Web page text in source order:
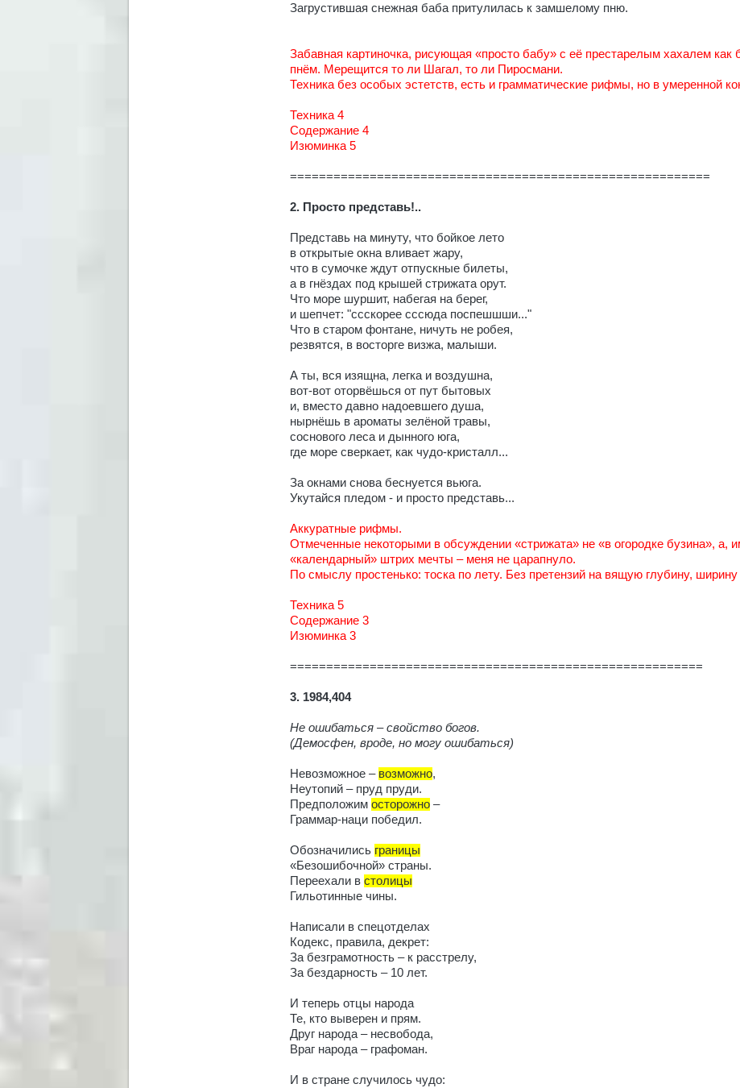
Загрустившая снежная баба притулилась к замшелому пню.
Забавная картиночка, рисующая «просто бабу» с её престарелым хахалем
пнём. Мерещится то ли Шагал, то ли Пиросмани.
Техника без особых эстетств, есть и грамматические рифмы, но в умеренной
Техника 4
Содержание 4
Изюминка 5
==========================================================
2. Просто представь!..
Представь на минуту, что бойкое лето
в открытые окна вливает жару,
что в сумочке ждут отпускные билеты,
а в гнёздах под крышей стрижата орут.
Что море шуршит, набегая на берег,
и шепчет: "ссскорее сссюда поспешшши..."
Что в старом фонтане, ничуть не робея,
резвятся, в восторге визжа, малыши.
А ты, вся изящна, легка и воздушна,
вот-вот оторвёшься от пут бытовых
и, вместо давно надоевшего душа,
нырнёшь в ароматы зелёной травы,
соснового леса и дынного юга,
где море сверкает, как чудо-кристалл...
За окнами снова беснуется вьюга.
Укутайся пледом - и просто представь...
Аккуратные рифмы.
Отмеченные некоторыми в обсуждении «стрижата» не «в огородке бузина», а,
«календарный» штрих мечты – меня не царапнуло.
По смыслу простенько: тоска по лету. Без претензий на вящую глубину,
Техника 5
Содержание 3
Изюминка 3
=========================================================
3. 1984,404
Не ошибаться – свойство богов.
(Демосфен, вроде, но могу ошибаться)
Невозможное – возможно,
Неутопий – пруд пруди.
Предположим осторожно –
Граммар-наци победил.
Обозначились границы
«Безошибочной» страны.
Переехали в столицы
Гильотинные чины.
Написали в спецотделах
Кодекс, правила, декрет:
За безграмотность – к расстрелу,
За бездарность – 10 лет.
И теперь отцы народа
Те, кто выверен и прям.
Друг народа – несвобода,
Враг народа – графоман.
И в стране случилось чудо: